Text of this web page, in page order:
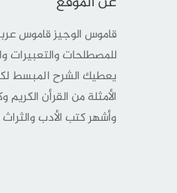
قاموس الوجيز قاموس
للمصطلحات والتعبيرات
يعطيك الشرح المبسط
الأمثلة من القرأن
وأشهر كتب الأدب